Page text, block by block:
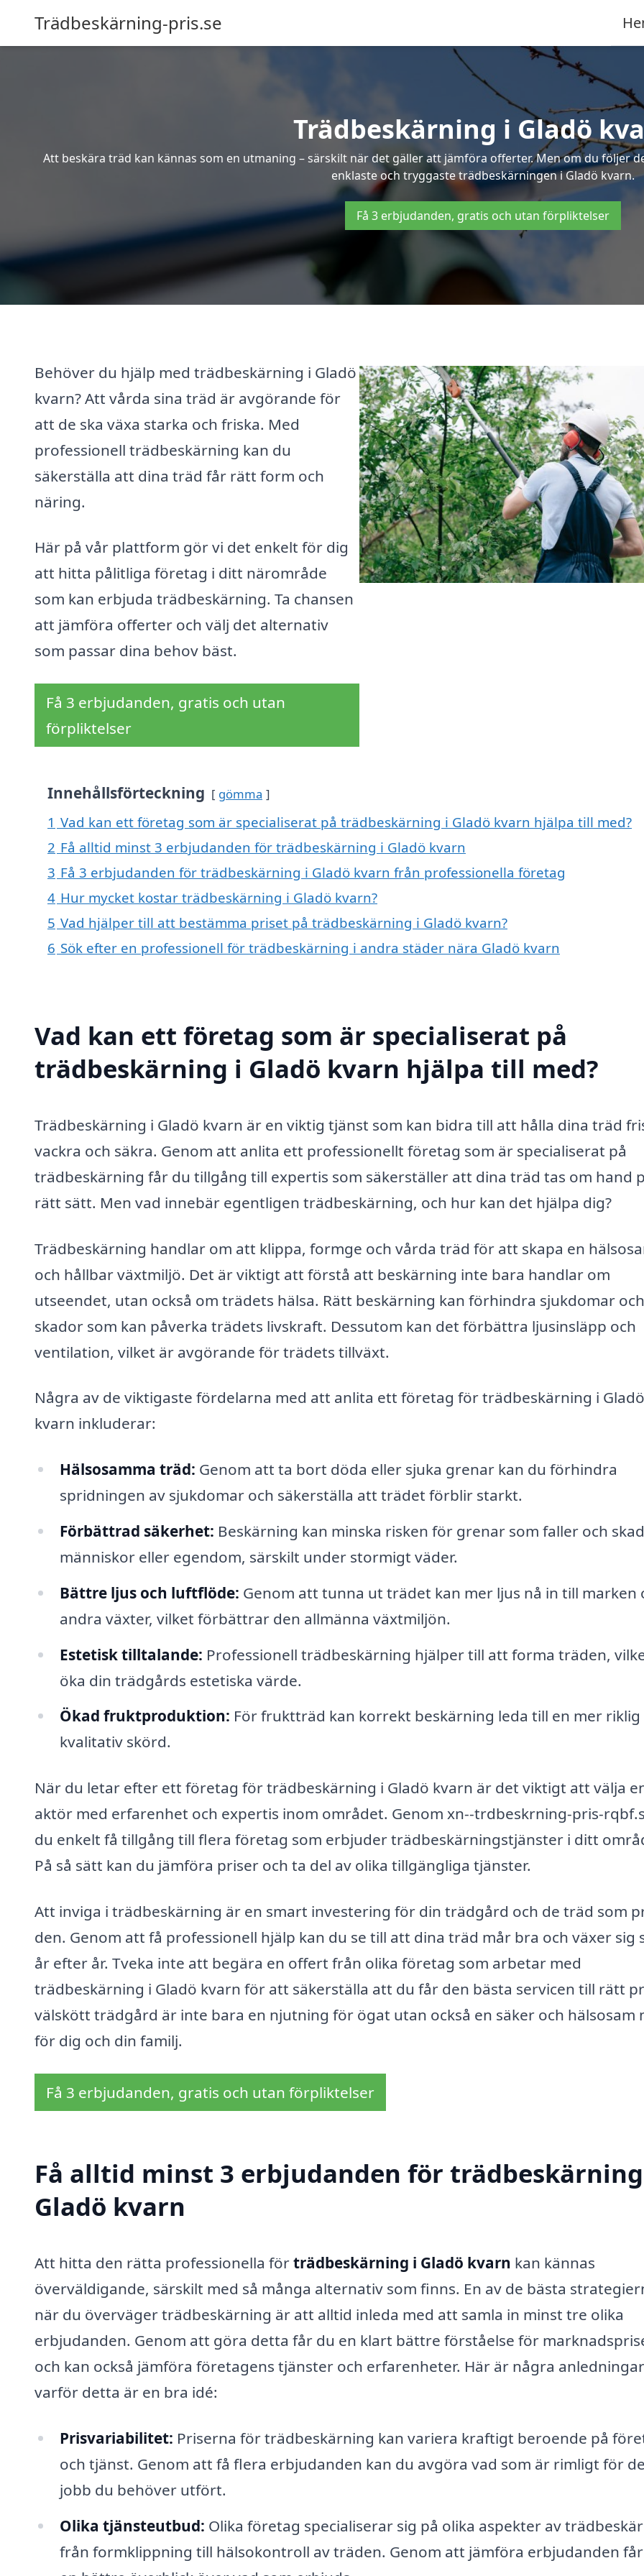
Trädbeskärning-pris.se
Trädbeskärning i Gladö
Att beskära träd kan kännas som en utmaning – särskilt när det gäller att jämföra offerter. Men om du följer
enklaste och tryggaste trädbeskärningen i Gladö kvarn.
Få 3 erbjudanden, gratis och utan förpliktelser
Behöver du hjälp med trädbeskärning i Gladö
kvarn? Att vårda sina träd är avgörande för
att de ska växa starka och friska. Med
professionell trädbeskärning kan du
säkerställa att dina träd får rätt form och
näring.
Här på vår plattform gör vi det enkelt för dig
att hitta pålitliga företag i ditt närområde
som kan erbjuda trädbeskärning. Ta chansen
att jämföra offerter och välj det alternativ
som passar dina behov bäst.
Få 3 erbjudanden, gratis och utan
förpliktelser
Innehållsförteckning gömma
1 Vad kan ett företag som är specialiserat på trädbeskärning i Gladö kvarn hjälpa till med?
2 Få alltid minst 3 erbjudanden för trädbeskärning i Gladö kvarn
3 Få 3 erbjudanden för trädbeskärning i Gladö kvarn från professionella företag
4 Hur mycket kostar trädbeskärning i Gladö kvarn?
5 Vad hjälper till att bestämma priset på trädbeskärning i Gladö kvarn?
6 Sök efter en professionell för trädbeskärning i andra städer nära Gladö kvarn
Vad kan ett företag som är specialiserat på
trädbeskärning i Gladö kvarn hjälpa till med?
Trädbeskärning i Gladö kvarn är en viktig tjänst som kan bidra till att hålla dina träd
vackra och säkra. Genom att anlita ett professionellt företag som är specialiserat på
trädbeskärning får du tillgång till expertis som säkerställer att dina träd tas om hand
rätt sätt. Men vad innebär egentligen trädbeskärning, och hur kan det hjälpa dig?
Trädbeskärning handlar om att klippa, formge och vårda träd för att skapa en
och hållbar växtmiljö. Det är viktigt att förstå att beskärning inte bara handlar om
utseendet, utan också om trädets hälsa. Rätt beskärning kan förhindra sjukdomar och
skador som kan påverka trädets livskraft. Dessutom kan det förbättra ljusinsläpp och
ventilation, vilket är avgörande för trädets tillväxt.
Några av de viktigaste fördelarna med att anlita ett företag för trädbeskärning i Gladö
kvarn inkluderar:
Hälsosamma träd: Genom att ta bort döda eller sjuka grenar kan du förhindra
spridningen av sjukdomar och säkerställa att trädet förblir starkt.
Förbättrad säkerhet: Beskärning kan minska risken för grenar som faller och
människor eller egendom, särskilt under stormigt väder.
Bättre ljus och luftflöde: Genom att tunna ut trädet kan mer ljus nå in till marken
andra växter, vilket förbättrar den allmänna växtmiljön.
Estetisk tilltalande: Professionell trädbeskärning hjälper till att forma träden,
öka din trädgårds estetiska värde.
Ökad fruktproduktion: För fruktträd kan korrekt beskärning leda till en mer riklig
kvalitativ skörd.
När du letar efter ett företag för trädbeskärning i Gladö kvarn är det viktigt att välja
aktör med erfarenhet och expertis inom området. Genom xn--trdbeskrning-pris-
du enkelt få tillgång till flera företag som erbjuder trädbeskärningstjänster i ditt
På så sätt kan du jämföra priser och ta del av olika tillgängliga tjänster.
Att inviga i trädbeskärning är en smart investering för din trädgård och de träd som
den. Genom att få professionell hjälp kan du se till att dina träd mår bra och växer sig
år efter år. Tveka inte att begära en offert från olika företag som arbetar med
trädbeskärning i Gladö kvarn för att säkerställa att du får den bästa servicen till rätt
välskött trädgård är inte bara en njutning för ögat utan också en säker och hälsosam
för dig och din familj.
Få 3 erbjudanden, gratis och utan förpliktelser
Få alltid minst 3 erbjudanden för
Gladö kvarn
Att hitta den rätta professionella förträdbeskärning i Gladö kvarn kan kännas
överväldigande, särskilt med så många alternativ som finns. En av de bästa
när du överväger trädbeskärning är att alltid inleda med att samla in minst tre olika
erbjudanden. Genom att göra detta får du en klart bättre förståelse för
och kan också jämföra företagens tjänster och erfarenheter. Här är några
varför detta är en bra idé:
Prisvariabilitet: Priserna för trädbeskärning kan variera kraftigt beroende på
och tjänst. Genom att få flera erbjudanden kan du avgöra vad som är rimligt för
jobb du behöver utfört.
Olika tjänsteutbud: Olika företag specialiserar sig på olika aspekter av
från formklippning till hälsokontroll av träden. Genom att jämföra erbjudanden